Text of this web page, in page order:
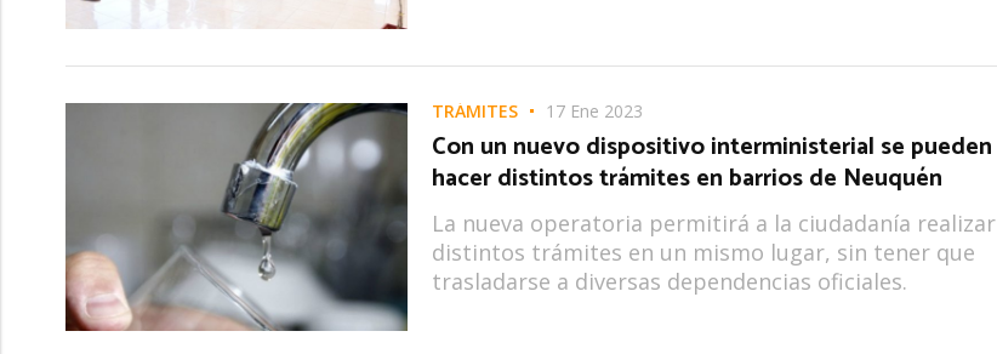
TRÁMITES 17 Ene 2023
Con un nuevo dispositivo interministerial se pueden
hacer distintos trámites en barrios de Neuquén
La nueva operatoria permitirá a la ciudadanía realizar
distintos trámites en un mismo lugar, sin tener que
trasladarse a diversas dependencias oficiales.